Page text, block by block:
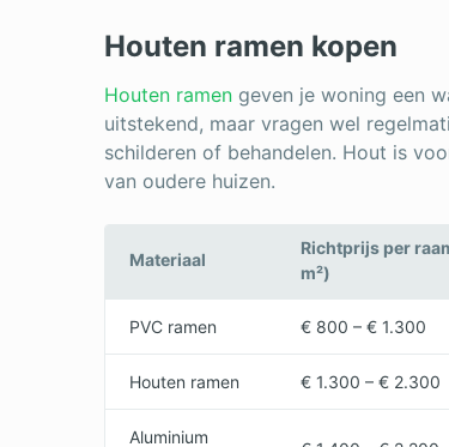
Houten ramen kopen
Houten ramen geven je woning een
uitstekend, maar vragen wel
schilderen of behandelen. Hout is
van oudere huizen.
Materiaal
Richtprijs per
m²)
PVC ramen € 800 – € 1.300
Houten ramen € 1.300 – € 2.300
Aluminium